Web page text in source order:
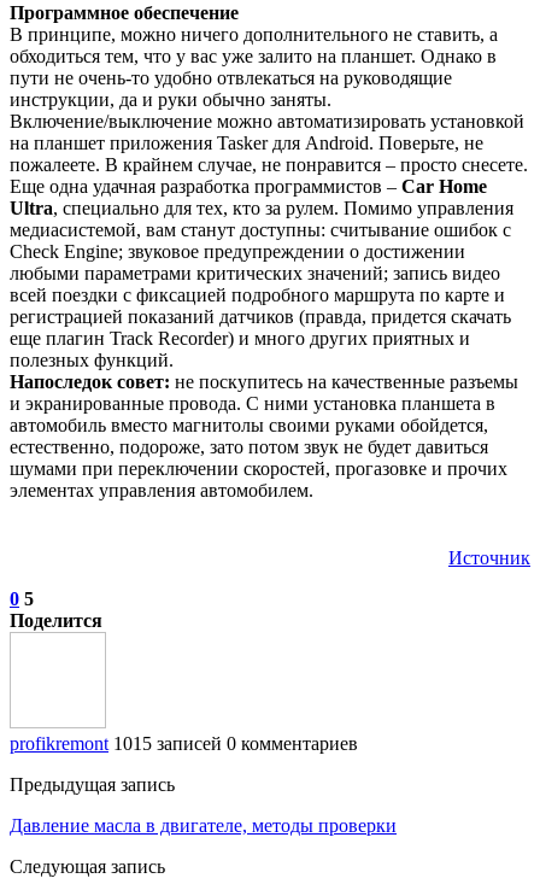
Программное обеспечение
В принципе, можно ничего дополнительного не ставить, а
обходиться тем, что у вас уже залито на планшет. Однако в
пути не очень-то удобно отвлекаться на руководящие
инструкции, да и руки обычно заняты.
Включение/выключение можно автоматизировать установкой
на планшет приложения Tasker для Android. Поверьте, не
пожалеете. В крайнем случае, не понравится – просто снесете.
Еще одна удачная разработка программистов – Car Home
Ultra, специально для тех, кто за рулем. Помимо управления
медиасистемой, вам станут доступны: считывание ошибок с
Check Engine; звуковое предупреждении о достижении
любыми параметрами критических значений; запись видео
всей поездки с фиксацией подробного маршрута по карте и
регистрацией показаний датчиков (правда, придется скачать
еще плагин Track Recorder) и много других приятных и
полезных функций.
Напоследок совет: не поскупитесь на качественные разъемы
и экранированные провода. С ними установка планшета в
автомобиль вместо магнитолы своими руками обойдется,
естественно, подороже, зато потом звук не будет давиться
шумами при переключении скоростей, прогазовке и прочих
элементах управления автомобилем.
Источник
0 5
Поделится
profikremont 1015 записей 0 комментариев
Предыдущая запись
Давление масла в двигателе, методы проверки
Следующая запись